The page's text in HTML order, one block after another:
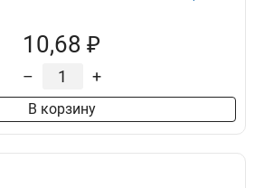
10,68 ₽
– +
В корзину